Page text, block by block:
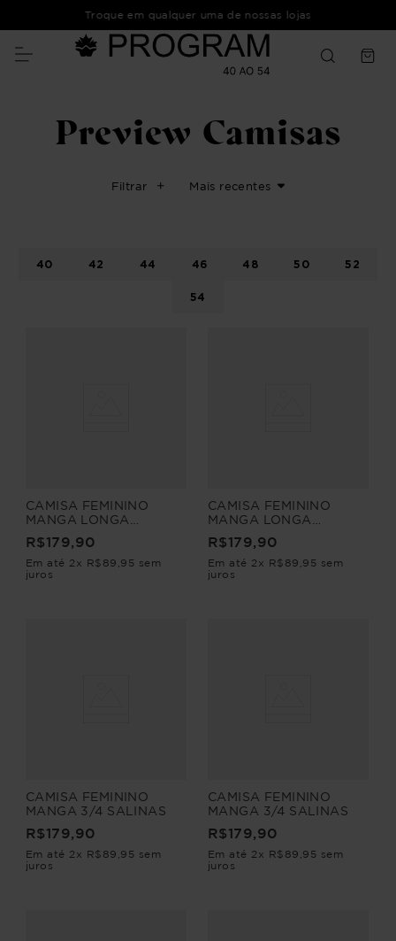
Troque em qualquer uma de nossas lojas
Preview Camisas
Filtrar Mais recentes
40 42 44 46 48 50 52
54
CAMISA FEMININO
MANGA LONGA
R$179,90
Em até 2 x R$ 89 95 sem
juros
CAMISA FEMININO
MANGA LONGA
R$179,90
Em até 2 x R$ 89 95 sem
juros
CAMISA FEMININO
MANGA 3/4 SALINAS
R$179,90
Em até 2 x R$ 89 95 sem
juros
CAMISA FEMININO
MANGA 3/4 SALINAS
R$179,90
Em até 2 x R$ 89 95 sem
juros